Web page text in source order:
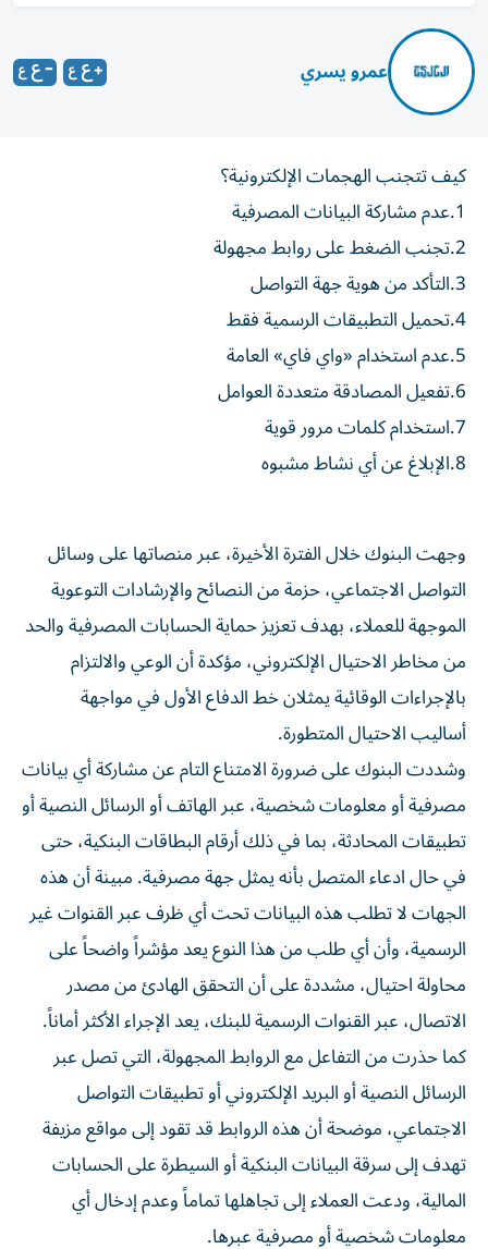
عمرو يسري
كيف تتجنب الهجمات الإلكترونية؟
1.عدم مشاركة البيانات المصرفية
2.تجنب الضغط على روابط مجهولة
3.التأكد من هوية جهة التواصل
4.تحميل التطبيقات الرسمية فقط
5.عدم استخدام «واي فاي» العامة
6.تفعيل المصادقة متعددة العوامل
7.استخدام كلمات مرور قوية
8.الإبلاغ عن أي نشاط مشبوه
وجهت البنوك خلال الفترة الأخيرة، عبر منصاتها على وسائل
التواصل الاجتماعي، حزمة من النصائح والإرشادات التوعوية
الموجهة للعملاء، بهدف تعزيز حماية الحسابات المصرفية والحد
من مخاطر الاحتيال الإلكتروني، مؤكدة أن الوعي والالتزام
بالإجراءات الوقائية يمثلان خط الدفاع الأول في مواجهة
أساليب الاحتيال المتطورة.
وشددت البنوك على ضرورة الامتناع التام عن مشاركة أي بيانات
مصرفية أو معلومات شخصية، عبر الهاتف أو الرسائل النصية أو
تطبيقات المحادثة، بما في ذلك أرقام البطاقات البنكية، حتى
في حال ادعاء المتصل بأنه يمثل جهة مصرفية. مبينة أن هذه
الجهات لا تطلب هذه البيانات تحت أي ظرف عبر القنوات غير
الرسمية، وأن أي طلب من هذا النوع يعد مؤشراً واضحاً على
محاولة احتيال، مشددة على أن التحقق الهادئ من مصدر
الاتصال، عبر القنوات الرسمية للبنك، يعد الإجراء الأكثر أماناً.
كما حذرت من التفاعل مع الروابط المجهولة، التي تصل عبر
الرسائل النصية أو البريد الإلكتروني أو تطبيقات التواصل
الاجتماعي، موضحة أن هذه الروابط قد تقود إلى مواقع مزيفة
تهدف إلى سرقة البيانات البنكية أو السيطرة على الحسابات
المالية، ودعت العملاء إلى تجاهلها تماماً وعدم إدخال أي
معلومات شخصية أو مصرفية عبرها.